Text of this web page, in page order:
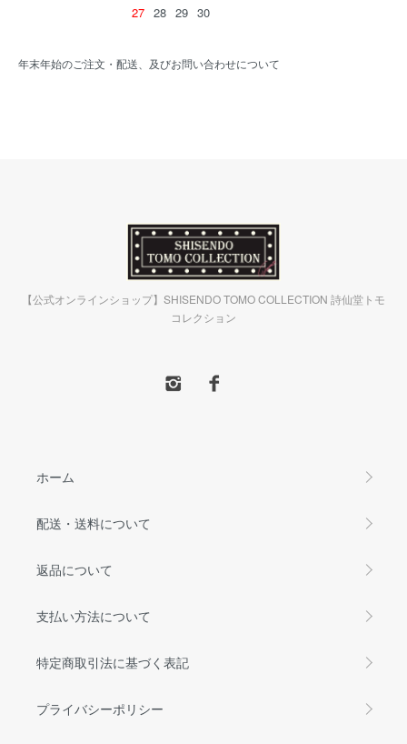
27 28 29 30
年末年始のご注文・配送、及びお問い合わせについて
【公式オンラインショップ】SHISENDO TOMO COLLECTION 詩仙堂トモ
コレクション
ホーム
配送・送料について
返品について
支払い方法について
特定商取引法に基づく表記
プライバシーポリシー